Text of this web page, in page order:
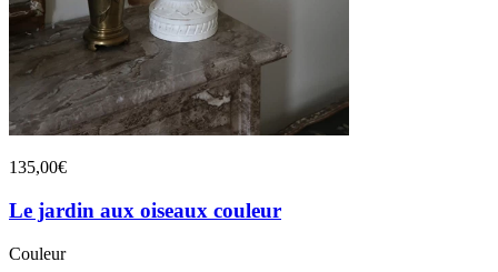
135,00€
Le jardin aux oiseaux couleur
Couleur